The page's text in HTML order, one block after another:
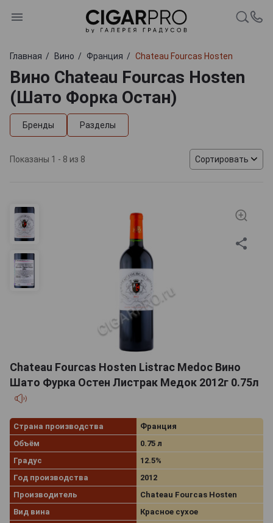
Главная Вино Франция Chateau Fourcas Hosten
Вино Chateau Fourcas Hosten
(Шато Форка Остан)
Бренды Разделы
Показаны 1 - 8 из 8 Сортировать
Chateau Fourcas Hosten Listrac Medoc Вино
Шато Фурка Остен Листрак Медок 2012г 0.75л
Страна производства
Франция
Объём
0.75 л
Градус
12.5%
Год производства
2012
Производитель
Chateau Fourcas Hosten
Вид вина
Красное сухое